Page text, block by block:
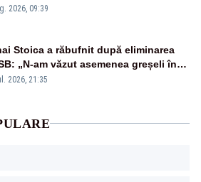
energetice?
2026, 09:39
Stoica a răbufnit după eliminarea
„N-am văzut asemenea greșeli în
de meciuri europene”
2026, 21:35